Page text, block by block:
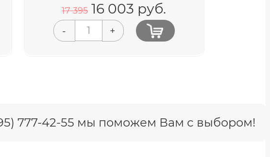
17 395 16 003 руб.
- +
777-42-55 мы поможем Вам с выбором!